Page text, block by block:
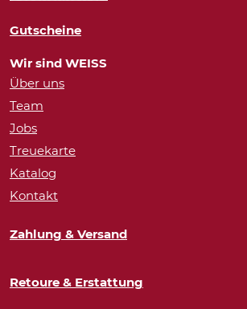
Gutscheine
Wir sind WEISS
Über uns
Team
Jobs
Treuekarte
Katalog
Kontakt
Zahlung & Versand
Retoure & Erstattung